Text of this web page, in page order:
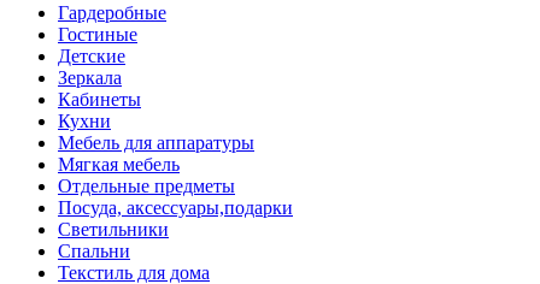
Гардеробные
Гостиные
Детские
Зеркала
Кабинеты
Кухни
Мебель для аппаратуры
Мягкая мебель
Отдельные предметы
Посуда, аксессуары,подарки
Светильники
Спальни
Текстиль для дома